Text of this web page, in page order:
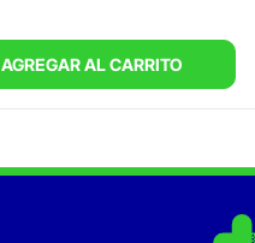
AGREGAR AL CARRITO